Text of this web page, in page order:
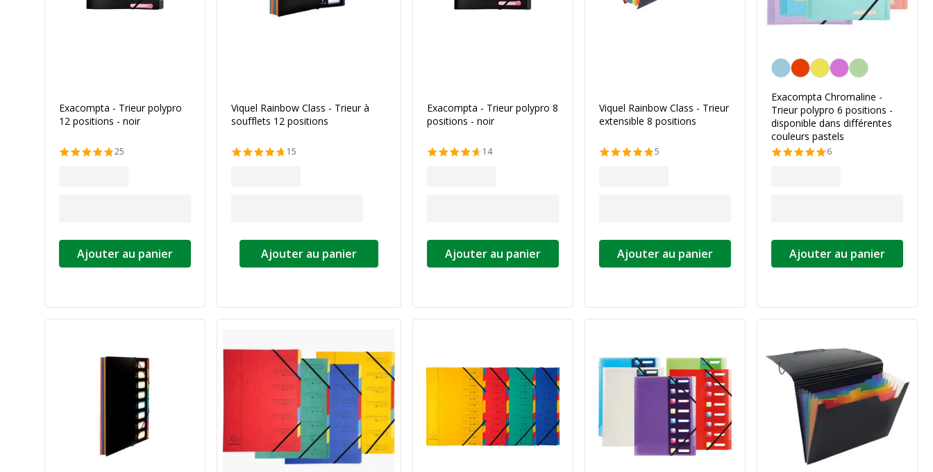
Exacompta - Trieur polypro
12 positions - noir
25
Ajouter au panier
Viquel Rainbow Class - Trieur à
soufflets 12 positions
15
Ajouter au panier
Exacompta - Trieur polypro 8
positions - noir
14
Ajouter au panier
Viquel Rainbow Class - Trieur
extensible 8 positions
5
Ajouter au panier
Personnalisation de la couleur
Exacompta Chromaline -
Trieur polypro 6 positions -
disponible dans différentes
couleurs pastels
6
Ajouter au panier